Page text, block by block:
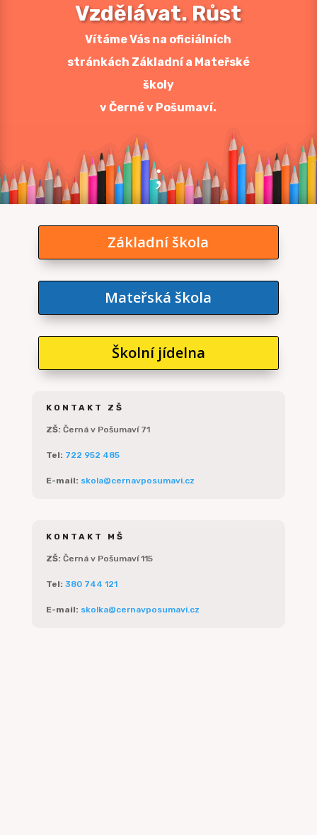
Vzdělávat. Růst
Vítáme Vás na oficiálních
stránkách Základní a Mateřské
školy
v Černé v Pošumaví.
;
Základní škola
Mateřská škola
Školní jídelna
KONTAKT ZŠ
ZŠ: Černá v Pošumaví 71
Tel: 722 952 485
E-mail: skola@cernavposumavi.cz
KONTAKT MŠ
ZŠ: Černá v Pošumaví 115
Tel: 380 744 121
E-mail: skolka@cernavposumavi.cz